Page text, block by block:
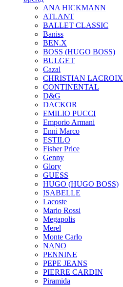
ANA HICKMANN
ATLANT
BALLET CLASSIC
Baniss
BEN.X
BOSS (HUGO BOSS)
BULGET
Cazal
CHRISTIAN LACROIX
CONTINENTAL
D&G
DACKOR
EMILIO PUCCI
Emporio Armani
Enni Marco
ESTILO
Fisher Price
Genny
Glory
GUESS
HUGO (HUGO BOSS)
ISABELLE
Lacoste
Mario Rossi
Megapolis
Merel
Monte Carlo
NANO
PENNINE
PEPE JEANS
PIERRE CARDIN
Piramida